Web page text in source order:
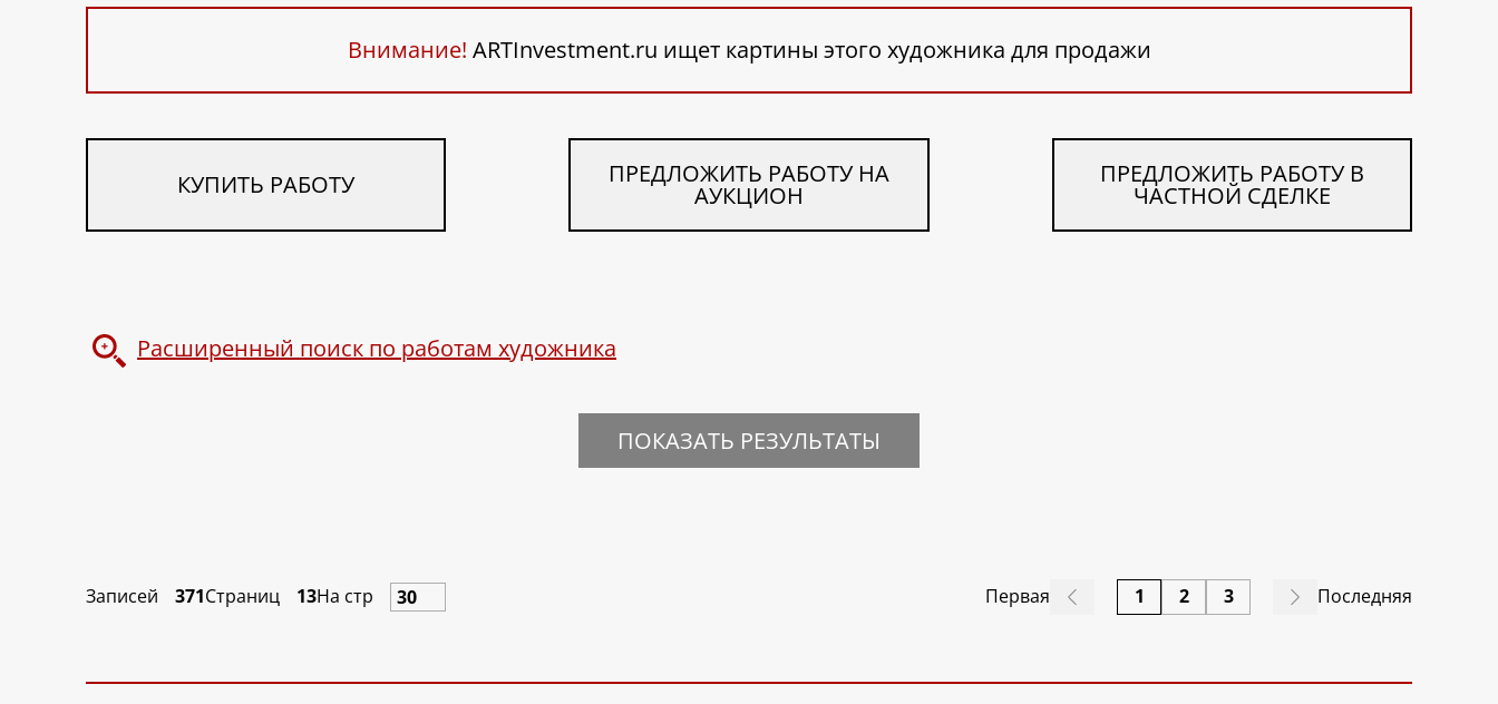
Внимание! ARTInvestment.ru ищет картины этого художника для продажи
КУПИТЬ РАБОТУ ПРЕДЛОЖИТЬ РАБОТУ НА
АУКЦИОН
ПРЕДЛОЖИТЬ РАБОТУ В
ЧАСТНОЙ СДЕЛКЕ
Расширенный поиск по работам художника
ПОКАЗАТЬ РЕЗУЛЬТАТЫ
Записей 371Страниц 13На стр Первая 1 2 3 Последняя